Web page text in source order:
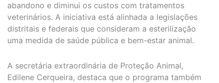
abandono e diminui os custos com tratamentos
veterinários. A iniciativa está alinhada a legislações
distritais e federais que consideram a esterilização
uma medida de saúde pública e bem-estar animal.
A secretária extraordinária de Proteção Animal,
Edilene Cerqueira, destaca que o programa também